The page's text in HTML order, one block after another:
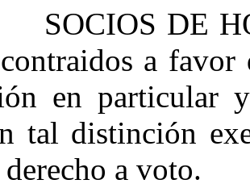
DE
a
en particular
tal distinción
a voto.